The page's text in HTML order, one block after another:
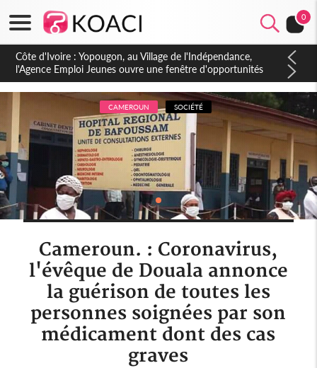
0
Côte d'Ivoire : CHU de Treichville, après la fronde, les agents
contractuels obtiennent un accord avec la direction sur les
arriérés du SMIG 2023
CAMEROUN SOCIÉTÉ
Cameroun. : Coronavirus,
l'évêque de Douala annonce
la guérison de toutes les
personnes soignées par son
médicament dont des cas
graves